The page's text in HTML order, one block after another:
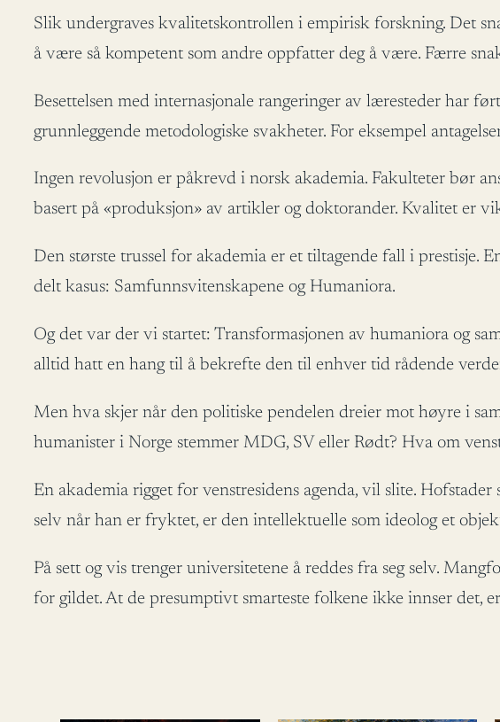
Slik undergraves kvalitetskontrollen i empirisk forskning. Det
å være så kompetent som andre oppfatter deg å være. Færre
Besettelsen med internasjonale rangeringer av læresteder har
grunnleggende metodologiske svakheter. For eksempel
Ingen revolusjon er påkrevd i norsk akademia. Fakulteter bør
basert på «produksjon» av artikler og doktorander. Kvalitet er
Den største trussel for akademia er et tiltagende fall i prestisje.
delt kasus: Samfunnsvitenskapene og Humaniora.
Og det var der vi startet: Transformasjonen av humaniora og
alltid hatt en hang til å bekrefte den til enhver tid rådende
Men hva skjer når den politiske pendelen dreier mot høyre i
humanister i Norge stemmer MDG, SV eller Rødt? Hva om
En akademia rigget for venstresidens agenda, vil slite.
selv når han er fryktet, er den intellektuelle som ideolog et
På sett og vis trenger universitetene å reddes fra seg selv.
for gildet. At de presumptivt smarteste folkene ikke innser det,